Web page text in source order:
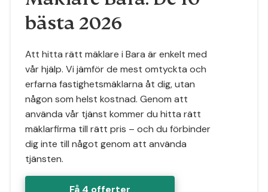
bästa 2026
Att hitta rätt mäklare i Bara är enkelt med
vår hjälp. Vi jämför de mest omtyckta och
erfarna fastighetsmäklarna åt dig, utan
någon som helst kostnad. Genom att
använda vår tjänst kommer du hitta rätt
mäklarfirma till rätt pris – och du förbinder
dig inte till något genom att använda
tjänsten.
Få 4 offerter